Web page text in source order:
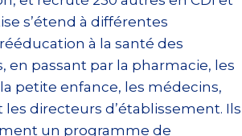
s’étend à différentes
à la santé des
en passant par la pharmacie, les
petite enfance, les médecins,
les directeurs d’établissement. Ils
un programme de